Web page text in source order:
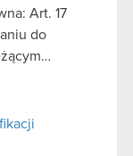
Art. 17
do